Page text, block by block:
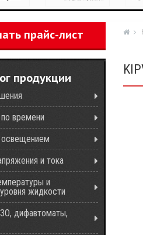
прайс-лист
продукции
времени
освещением
и тока
и
жидкости
дифавтоматы,